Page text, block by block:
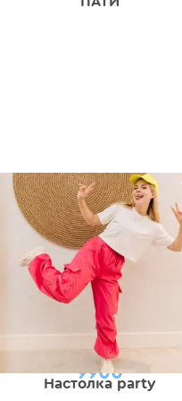
Настолка party
9900